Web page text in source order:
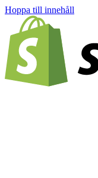
Hoppa till innehåll